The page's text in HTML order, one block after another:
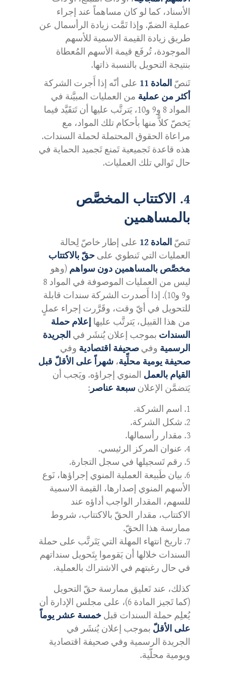
الأسناد، كما لو كان مساهماً عند إجراء
عملية الضمّ. وإذا تَمَّت زيادة الرأسمال عن
طريق زيادة القيمة الاسمية للأسهم
الموجودة، تُرفَع قيمة الأسهم المُعطاة
بنتيجة التحويل بالنسبة ذاتها.
تَنصّ المادة 11
على أنّه إذا أَجرت الشركة
أكثر من عملية من العمليات المبيَّنة في
المواد 8 و9 و10، يَترتَّب عليها أن تَتقَيَّد فيما
يَخصّ كلاًّ منها بأحكام تلك المواد، مع
مراعاة الحقوق المحتملة لحملة السندات.
هذه قاعدة تَجميعية تَمنع تَجميد الحماية في
حال تَوالي تلك العمليات.
4. الاكتتاب المخصَّص
بالمساهمين
تَنصّ المادة 12
على إطار خاصّ لِحالة
العمليات التي تَنطوي على حقّ بالاكتتاب
مخصَّص بالمساهمين دون سواهم (وهو
ليس من العمليات الموصوفة في المواد 8
و9 و10). إذا أَصدرت الشركة سندات قابلة
للتحويل في أيّ وقت، وقَرَّرت إجراء عملٍ
من هذا القبيل، يَترتَّب عليها إعلام حملة
السندات بموجب إعلان يُنشَر في الجريدة
الرسمية وفي صحيفة اقتصادية وفي
صحيفة يومية محلِّية، شهراً على الأقلّ قبل
القيام بالعمل المنوي إجراؤه. ويَجب أن
يَتضمَّن الإعلان سبعة عناصر :
اسم الشركة.
شكل الشركة.
مقدار رأسمالها.
عنوان المركز الرئيسي.
رقم تَسجيلها في سجل التجارة.
بيان طَبيعة العملية المنوي إجراؤها، نَوع
الأسهم المنوي إصدارها، القيمة الاسمية
للسهم، المقدار الواجب أداؤه عند
الاكتتاب، مقدار الحقّ بالاكتتاب، شروط
ممارسة هذا الحقّ.
تاريخ انتهاء المهلة التي يَتَرتَّب على حملة
السندات خلالها أن يَقوموا بِتَحويل سنداتهم
في حال رغبتهم في الاشتراك بالعملية.
كذلك، عند تَعليق ممارسة حقّ التحويل
(كما تَجيز المادة 6)، على مجلس الإدارة أن
يُعلِم حملة السندات قبل خمسة عشر يوماً
على الأقلّ بموجب إعلان يُنشَر في
الجريدة الرسمية وفي صحيفة اقتصادية
ويومية محلّية.